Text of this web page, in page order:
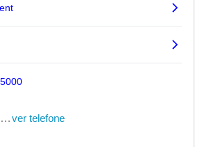
ver telefone